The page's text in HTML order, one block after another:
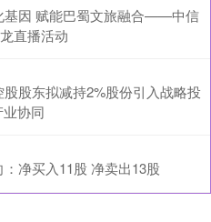
基因 赋能巴蜀文旅融合——中信
直播活动
股东拟减持2%股份引入战略投
协同
净买入11股 净卖出13股